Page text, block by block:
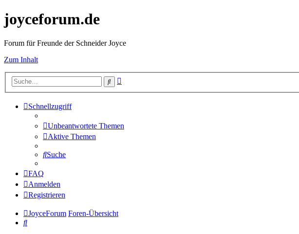
joyceforum.de
Forum für Freunde der Schneider Joyce
Zum Inhalt
Suche
Schnellzugriff
Unbeantwortete Themen
Aktive Themen
Suche
FAQ
Anmelden
Registrieren
JoyceForum Foren-Übersicht
Suche